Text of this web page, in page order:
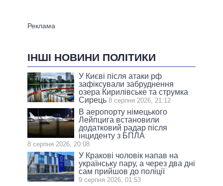
ІНШІ НОВИНИ ПОЛІТИКИ
У Києві після атаки рф
зафіксували забруднення
озера Кирилівське та струмка
Сирець 8 серпня 2026, 21:12
В аеропорту німецького
Лейпцига встановили
додатковий радар після
інциденту з БПЛА
8 серпня 2026, 20:08
У Кракові чоловік напав на
українську пару, а через два дні
сам прийшов до поліції
9 серпня 2026, 01:53